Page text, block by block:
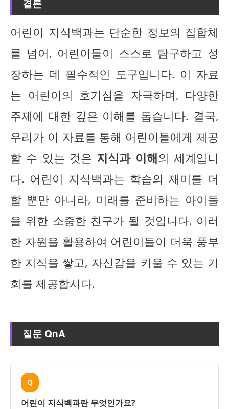
결론
어린이 지식백과는 단순한 정보의 집합체
를 넘어, 어린이들이 스스로 탐구하고 성
장하는 데 필수적인 도구입니다. 이 자료
는 어린이의 호기심을 자극하며, 다양한
주제에 대한 깊은 이해를 돕습니다. 결국,
우리가 이 자료를 통해 어린이들에게 제공
할 수 있는 것은 지식과 이해의 세계입니
다. 어린이 지식백과는 학습의 재미를 더
할 뿐만 아니라, 미래를 준비하는 아이들
을 위한 소중한 친구가 될 것입니다. 이러
한 자원을 활용하여 어린이들이 더욱 풍부
한 지식을 쌓고, 자신감을 키울 수 있는 기
회를 제공합시다.
질문 QnA
Q
어린이 지식백과란 무엇인가요?